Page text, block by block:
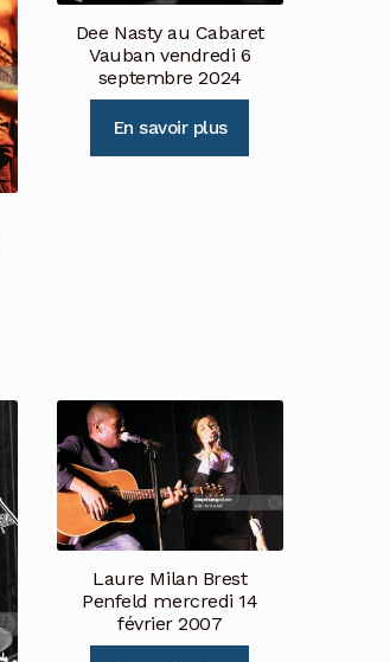
Dee Nasty au Cabaret
Vauban vendredi 6
septembre 2024
En savoir plus
Laure Milan Brest
Penfeld mercredi 14
février 2007